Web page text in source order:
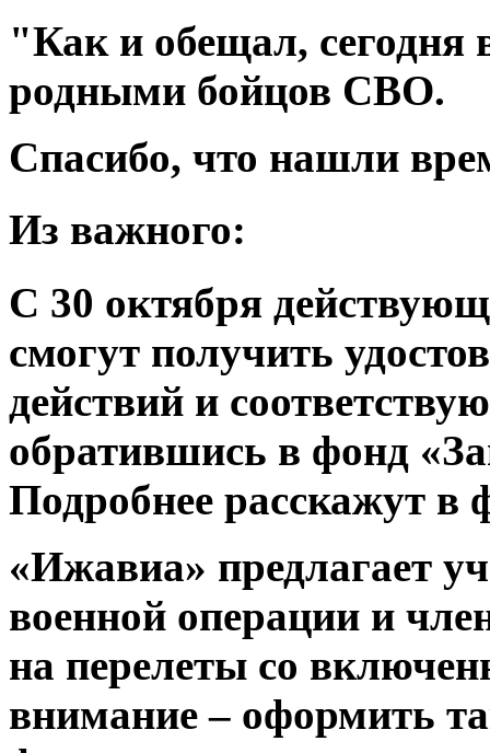
"Как и обещал, сегодня
родными бойцов СВО.
Спасибо, что нашли
Из важного:
С 30 октября
смогут получить
действий и
обратившись в фонд
Подробнее расскажут в
«Ижавиа» предлагает
военной операции и
на перелеты со
внимание – оформить